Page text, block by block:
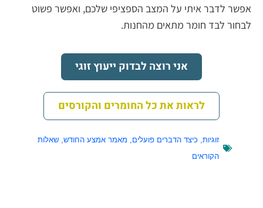
אפשר לדבר איתי על המצב הספציפי שלכם, ואפשר פשוט
לבחור לבד חומר מתאים מהחנות.
אני רוצה לבדוק ייעוץ זוגי
לראות את כל החומרים והקורסים
זוגיות, כיצד הדברים פועלים, מאמר אמצע החודש, שאלות
הקוראים